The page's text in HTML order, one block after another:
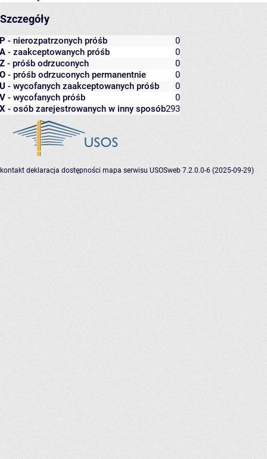
Szczegóły
P - nierozpatrzonych próśb
0
A - zaakceptowanych próśb
0
Z - próśb odrzuconych
0
O - próśb odrzuconych permanentnie
0
U - wycofanych zaakceptowanych próśb
0
V - wycofanych próśb
0
X - osób zarejestrowanych w inny sposób293
kontakt deklaracja dostępności mapa serwisu USOSweb 7.2.0.0-6 (2025-09-29)